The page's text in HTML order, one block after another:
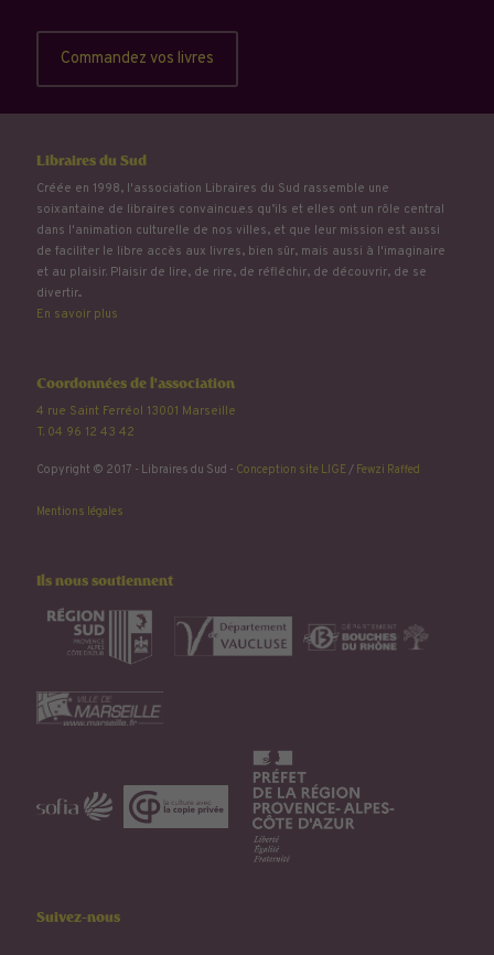
Commandez vos livres
Libraires du Sud
Créée en 1998, l'association Libraires du Sud rassemble une
soixantaine de libraires convaincu.e.s qu’ils et elles ont un rôle central
dans l'animation culturelle de nos villes, et que leur mission est aussi
de faciliter le libre accès aux livres, bien sûr, mais aussi à l'imaginaire
et au plaisir. Plaisir de lire, de rire, de réfléchir, de découvrir, de se
divertir...
En savoir plus
Coordonnées de l'association
4 rue Saint Ferréol 13001 Marseille
T. 04 96 12 43 42
Copyright © 2017 - Libraires du Sud - Conception site LIGE/ Fewzi Raffed
Mentions légales
Ils nous soutiennent
Suivez-nous